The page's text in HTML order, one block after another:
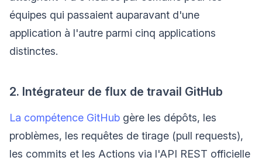
équipes qui passaient auparavant d'une
application à l'autre parmi cinq applications
distinctes.
2. Intégrateur de flux de travail GitHub
La compétence GitHub gère les dépôts, les
problèmes, les requêtes de tirage (pull requests),
les commits et les Actions via l'API REST officielle